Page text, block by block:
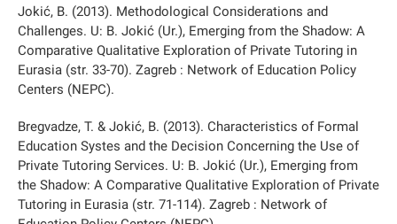
Jokić, B. (2013). Methodological Considerations and
Challenges. U: B. Jokić (Ur.), Emerging from the Shadow: A
Comparative Qualitative Exploration of Private Tutoring in
Eurasia (str. 33-70). Zagreb : Network of Education Policy
Centers (NEPC).
Bregvadze, T. & Jokić, B. (2013). Characteristics of Formal
Education Systes and the Decision Concerning the Use of
Private Tutoring Services. U: B. Jokić (Ur.), Emerging from
the Shadow: A Comparative Qualitative Exploration of Private
Tutoring in Eurasia (str. 71-114). Zagreb : Network of